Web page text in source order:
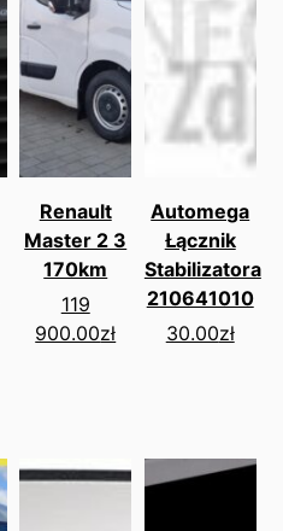
Renault
Master 2 3
170km
119
900.00zł
Automega
Łącznik
Stabilizatora
210641010
30.00zł